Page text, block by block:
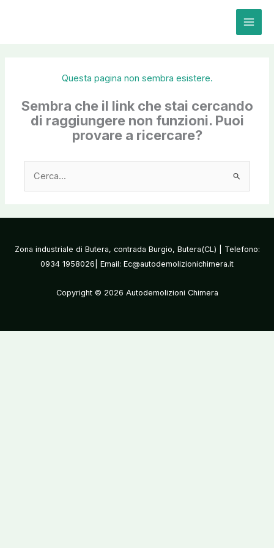
Questa pagina non sembra esistere.
Sembra che il link che stai cercando
di raggiungere non funzioni. Puoi
provare a ricercare?
Cerca:
Zona industriale di Butera, contrada Burgio, Butera(CL) | Telefono:
0934 1958026| Email: Ec@autodemolizionichimera.it
Copyright © 2026 Autodemolizioni Chimera